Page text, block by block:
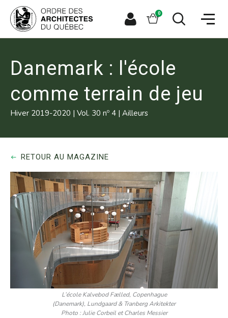
directement
recherche
directement
contenu
principal
Panier
0
membre
le
la
site
Danemark : l'école
comme terrain de jeu
Hiver 2019-2020 | Vol. 30 no 4 | Ailleurs
RETOUR AU MAGAZINE
L’école Kalvebod Fælled, Copenhague
(Danemark), Lundgaard & Tranberg Arkitekter
Photo : Julie Corbeil et Charles Messier